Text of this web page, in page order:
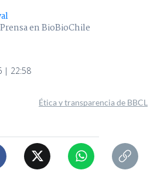
en BioBioChile
| 22:58
Ética y transparencia de BBCL